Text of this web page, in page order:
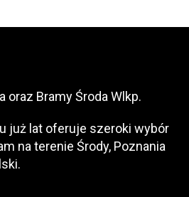
oraz Bramy Środa Wlkp.
już lat oferuje szeroki wybór
na terenie Środy, Poznania